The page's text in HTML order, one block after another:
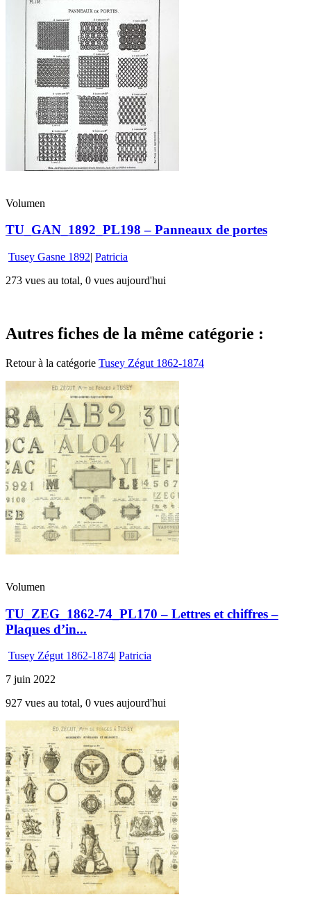
Volumen
TU_GAN_1892_PL198 – Panneaux de portes
Tusey Gasne 1892| Patricia
273 vues au total, 0 vues aujourd'hui
Autres fiches de la même catégorie :
Retour à la catégorie Tusey Zégut 1862-1874
Volumen
TU_ZEG_1862-74_PL170 – Lettres et chiffres –
Plaques d’in...
Tusey Zégut 1862-1874| Patricia
7 juin 2022
927 vues au total, 0 vues aujourd'hui